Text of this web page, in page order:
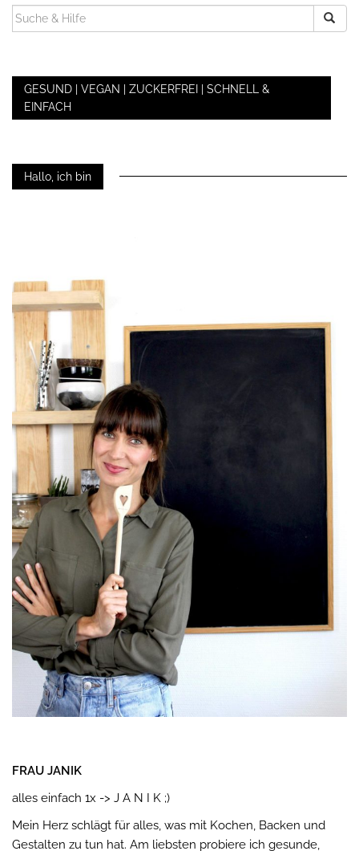
SUCHEN
NACH:
GESUND | VEGAN | ZUCKERFREI | SCHNELL &
EINFACH
Hallo, ich bin
FRAU JANIK
alles einfach 1x -> J A N I K ;)
Mein Herz schlägt für alles, was mit Kochen, Backen und
Gestalten zu tun hat. Am liebsten probiere ich gesunde,